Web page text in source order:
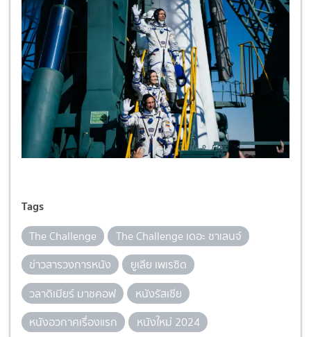
Tags
The Challenge
The Challenge เดอะ ชาเลนจ์
ข่าวสารวงการหนัง
ยูเลีย เพเรซิด
วลาดิเมียร์ มาชคอฟ
หนังรัสเซีย
หนังอวกาศเรื่องแรก
หนังใหม่ 2024